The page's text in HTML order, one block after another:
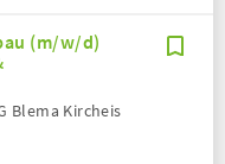
(m/w/d)
Blema Kircheis